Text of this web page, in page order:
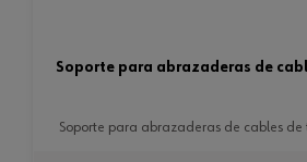
soporte para abrazaderas de
soporte para abrazaderas de cables de